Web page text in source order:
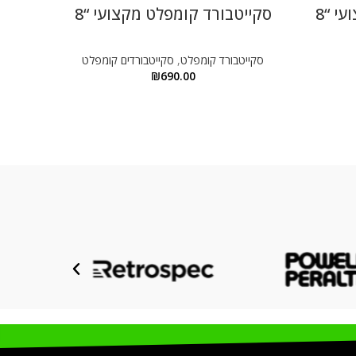
“8 סקייטבורד קומפלט מקצועי “8
סקייטבורד קומפלט, סקייטבורדים קומפלט
₪690.00